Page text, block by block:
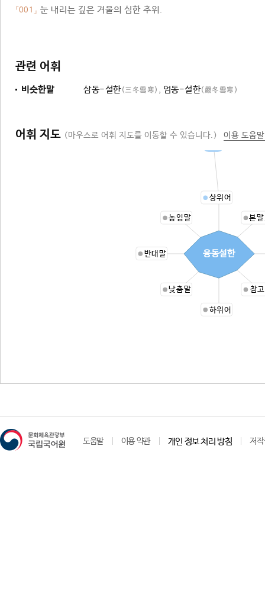
「001」 눈 내리는 깊은 겨울의 심한 추위.
관련 어휘
비슷한말 삼동-설한(三冬雪寒) , 엄동-설한(嚴冬雪寒)
어휘 지도 (마우스로 어휘 지도를 이동할 수 있습니다.) 이용 도움
상위어
본
참
하위어
낮춤말
반대말
높임말
융동설한
도움말 이용 약관 개인 정보 처리 방침 저